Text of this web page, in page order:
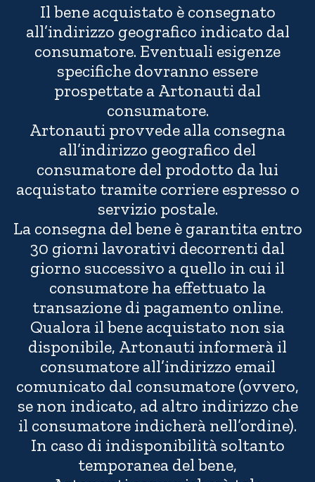
Il bene acquistato è consegnato
all’indirizzo geografico indicato dal
consumatore. Eventuali esigenze
specifiche dovranno essere
prospettate a Artonauti dal
consumatore.
Artonauti provvede alla consegna
all’indirizzo geografico del
consumatore del prodotto da lui
acquistato tramite corriere espresso o
servizio postale.
La consegna del bene è garantita entro
30 giorni lavorativi decorrenti dal
giorno successivo a quello in cui il
consumatore ha effettuato la
transazione di pagamento online.
Qualora il bene acquistato non sia
disponibile, Artonauti informerà il
consumatore all’indirizzo email
comunicato dal consumatore (ovvero,
se non indicato, ad altro indirizzo che
il consumatore indicherà nell’ordine).
In caso di indisponibilità soltanto
temporanea del bene,